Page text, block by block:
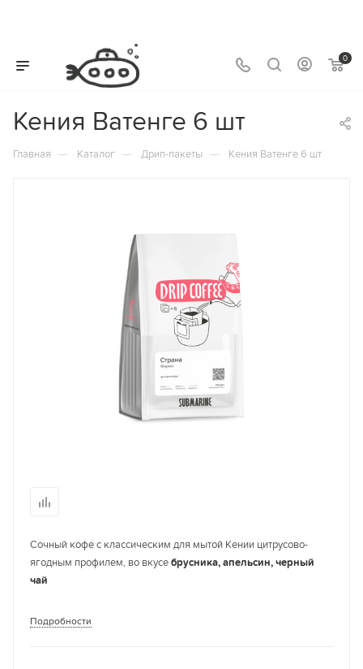
0
Кения Ватенге 6 шт
Главная — Каталог — Дрип-пакеты — Кения Ватенге 6 шт
Сочный кофе с классическим для мытой Кении цитрусово-
ягодным профилем, во вкусе брусника, апельсин, черный
чай
Подробности